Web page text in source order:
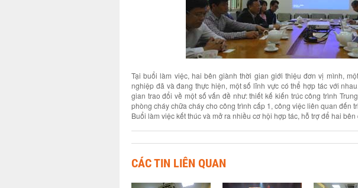
Tại buổi làm việc, hai bên giành thời gian giới thiệu đơn vị mình,
nghiệp đã và đang thực hiện, một số lĩnh vực có thể hợp tác với
gian trao đổi về một số vấn đề như: thiết kế kiến trúc công trình
phòng cháy chữa cháy cho công trình cấp 1, công việc liên quan đến
Buổi làm việc kết thúc và mở ra nhiều cơ hội hợp tác, hỗ trợ để hai
CÁC TIN LIÊN QUAN